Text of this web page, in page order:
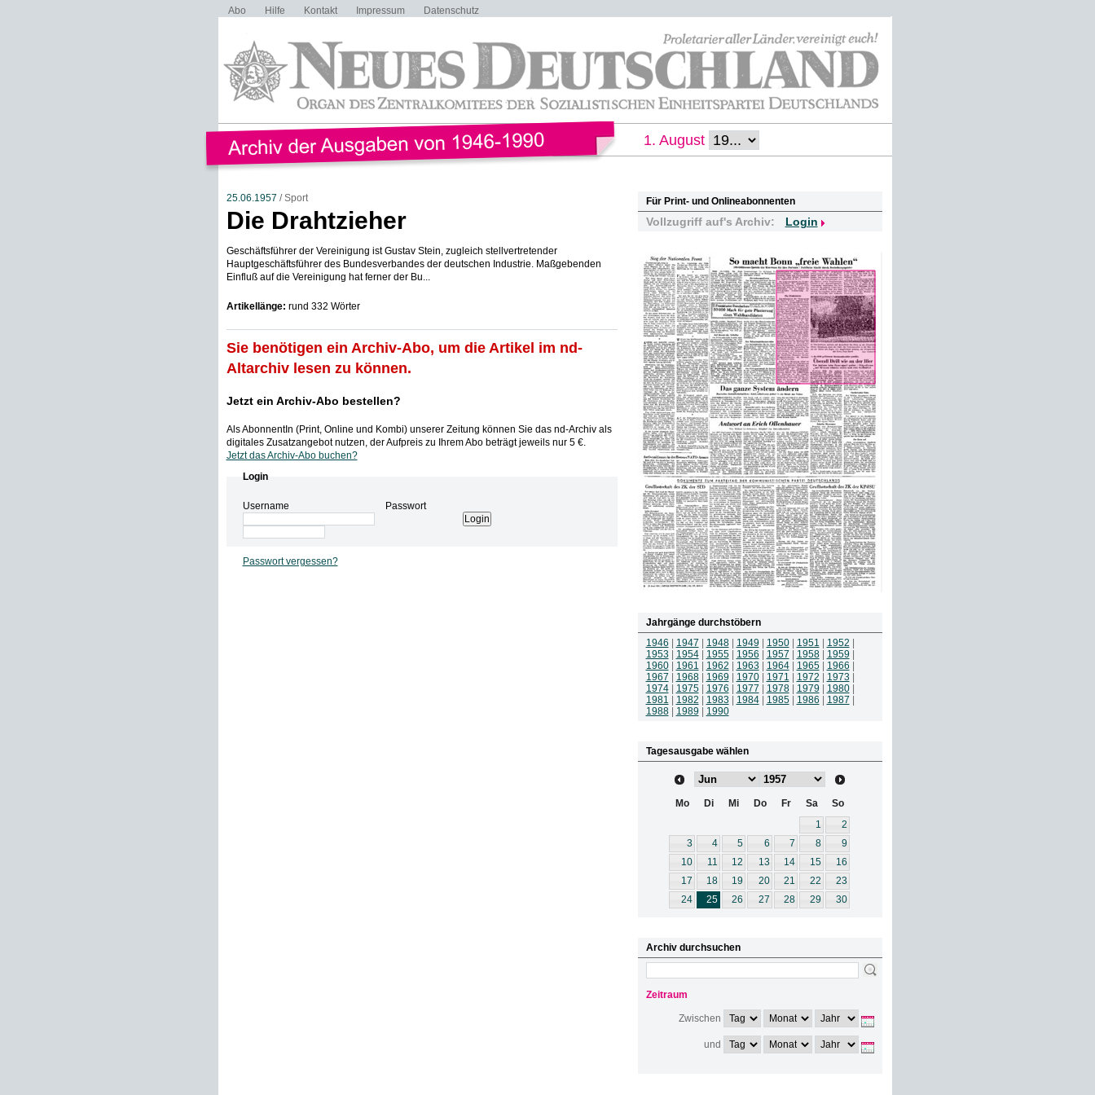
Abo Hilfe Kontakt Impressum Datenschutz
1. August
25.06.1957 / Sport
Die Drahtzieher
Geschäftsführer der Vereinigung ist Gustav Stein, zugleich stellvertretender
Hauptgeschäftsführer des Bundesverbandes der deutschen Industrie. Maßgebenden
Einfluß auf die Vereinigung hat ferner der Bu...
Artikellänge: rund 332 Wörter
Sie benötigen ein Archiv-Abo, um die Artikel im nd-
Altarchiv lesen zu können.
Jetzt ein Archiv-Abo bestellen?
Als AbonnentIn (Print, Online und Kombi) unserer Zeitung können Sie das nd-Archiv als
digitales Zusatzangebot nutzen, der Aufpreis zu Ihrem Abo beträgt jeweils nur 5 €.
Jetzt das Archiv-Abo buchen?
Login
Username Passwort
Passwort vergessen?
Für Print- und Onlineabonnenten
Vollzugriff auf's Archiv: Login
Jahrgänge durchstöbern
1946
1947 1948| 1949 1950| 1951 1952
1953
1954| 1955| 1956 1957 1958| 1959
1960| 1961 1962 1963 1964| 1965| 1966
1967
1968| 1969 1970| 1971 1972 1973
1974| 1975| 1976 1977 1978| 1979 1980|
1981
1982 1983 1984| 1985| 1986 1987
1988| 1989 1990
Tagesausgabe wählen
Mo Di Mi Do Fr Sa
So
1
2
3
4 5 6 7 8
9
10
11 12 13 14 15
16
17
18 19 20 21 22
23
24
25 26 27 28 29 30
Archiv durchsuchen
Zeitraum
Zwischen
und